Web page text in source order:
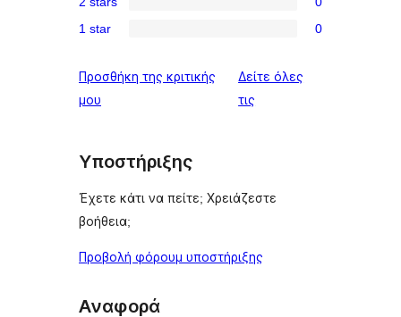
star
reviews
3-
star
2-
reviews
star
reviews
1 star 0
Προσθήκη της κριτικής
μου
Δείτε όλες
τις
Υποστήριξης
Έχετε κάτι να πείτε; Χρειάζεστε
βοήθεια;
Προβολή φόρουμ υποστήριξης
Αναφορά